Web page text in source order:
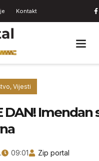
Kontakt
, Vijesti
DAN! Imendan
09:01 Zip portal